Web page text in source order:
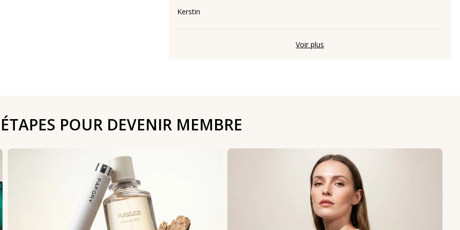
Kerstin
Voir plus
POUR DEVENIR MEMBRE